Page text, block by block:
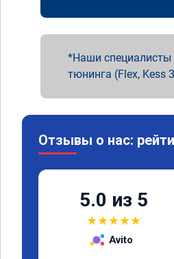
Наши специалисты
тюнинга (Flex, Kess
Отзывы о нас:
5.0 из 5
★★★★★
Avito